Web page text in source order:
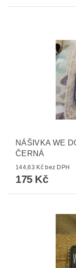
NÁŠIVKA WE
ČERNÁ
144,63 Kč bez DPH
175 Kč